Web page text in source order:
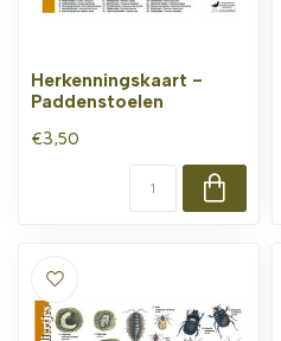
Herkenningskaart -
Paddenstoelen
€3,50